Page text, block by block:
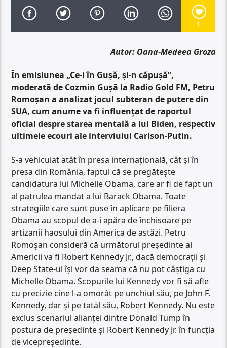
1
Autor: Oana-Medeea Groza
În emisiunea „Ce-i în Gușă, și-n căpușă”,
moderată de Cozmin Gușă la Radio Gold FM, Petru
Romoșan a analizat jocul subteran de putere din
SUA, cum anume va fi influențat de raportul
oficial despre starea mentală a lui Biden, respectiv
ultimele ecouri ale interviului Carlson-Putin.
S-a vehiculat atât în presa internațională, cât și în
presa din România, faptul că se pregătește
candidatura lui Michelle Obama, care ar fi de fapt un
al patrulea mandat a lui Barack Obama. Toate
strategiile care sunt puse în aplicare pe filiera
Obama au scopul de a-i apăra de închisoare pe
artizanii haosului din America de astăzi. Petru
Romoșan consideră că următorul președinte al
Americii va fi Robert Kennedy Jr., dacă democrații și
Deep State-ul își vor da seama că nu pot câștiga cu
Michelle Obama. Scopurile lui Kennedy vor fi să afle
cu precizie cine l-a omorât pe unchiul său, pe John F.
Kennedy, dar și pe tatăl său, Robert Kennedy. Nu este
exclus scenariul alianței dintre Donald Tump în
postura de președinte și Robert Kennedy Jr. în funcția
de vicepreședinte.